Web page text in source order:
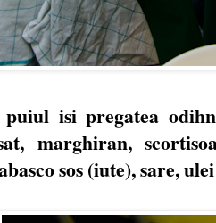
puiul isi pregatea
marghiran,
sos (iute), sare,